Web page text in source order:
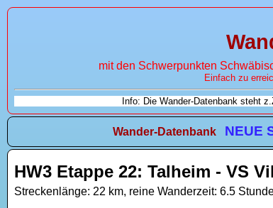
mit den Schwerpunkten
Einfach zu
Info: Die Wander-Datenbank steht
Wander-Datenbank NEUE
HW3 Etappe 22: Talheim - VS
Streckenlänge: 22 km, reine Wanderzeit: 6.5